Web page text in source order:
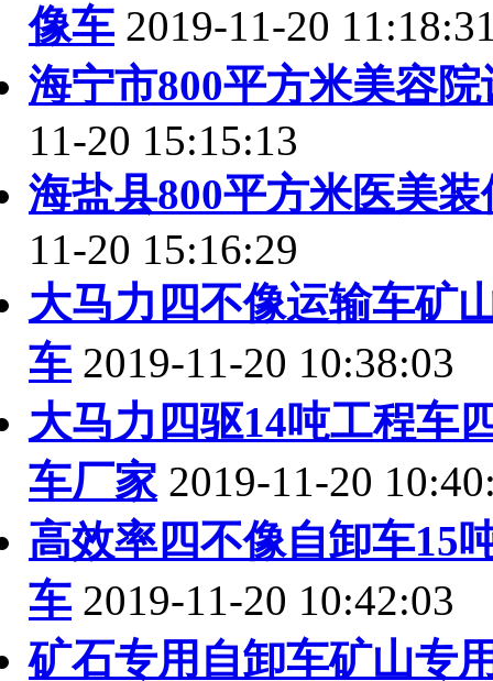
像车 2019-11-20
海宁市800平方米美容
11-20 15:15:13
海盐县800平方米医美
11-20 15:16:29
大马力四不像运输车矿
车 2019-11-20 10:38:03
大马力四驱14吨工程车
车厂家 2019-11-20
高效率四不像自卸车15
车 2019-11-20 10:42:03
矿石专用自卸车矿山专